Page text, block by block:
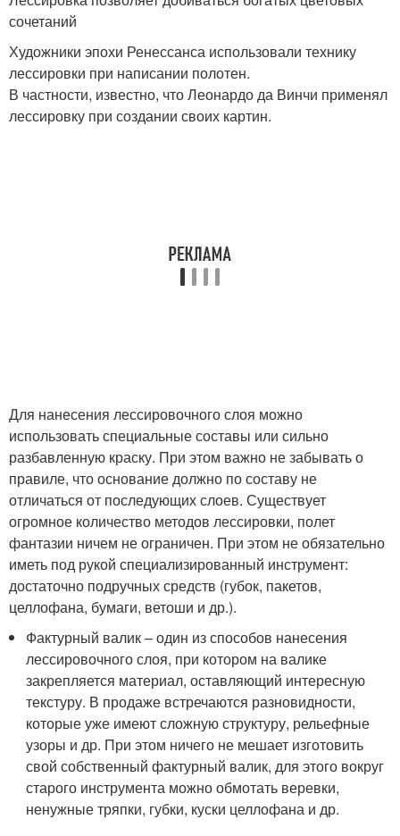
сочетаний
Художники эпохи Ренессанса использовали технику
лессировки при написании полотен.
В частности, известно, что Леонардо да Винчи применял
лессировку при создании своих картин.
Для нанесения лессировочного слоя можно
использовать специальные составы или сильно
разбавленную краску. При этом важно не забывать о
правиле, что основание должно по составу не
отличаться от последующих слоев. Существует
огромное количество методов лессировки, полет
фантазии ничем не ограничен. При этом не обязательно
иметь под рукой специализированный инструмент:
достаточно подручных средств (губок, пакетов,
целлофана, бумаги, ветоши и др.).
Фактурный валик – один из способов нанесения
лессировочного слоя, при котором на валике
закрепляется материал, оставляющий интересную
текстуру. В продаже встречаются разновидности,
которые уже имеют сложную структуру, рельефные
узоры и др. При этом ничего не мешает изготовить
свой собственный фактурный валик, для этого вокруг
старого инструмента можно обмотать веревки,
ненужные тряпки, губки, куски целлофана и др.